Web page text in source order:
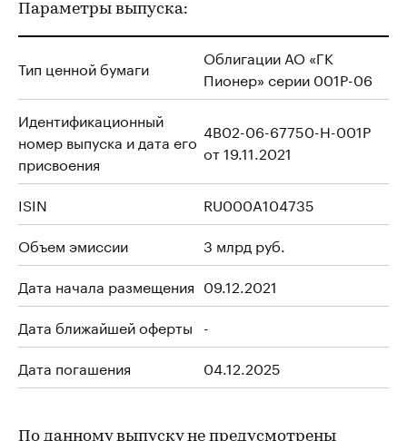
Параметры выпуска:
Тип ценной бумаги
Облигации АО «ГК
Пионер» серии 001Р-06
Идентификационный
номер выпуска и дата его
присвоения
4B02-06-67750-H-001P
от 19.11.2021
ISIN
RU000A104735
Объем эмиссии
3 млрд руб.
Дата начала размещения 09.12.2021
Дата ближайшей оферты -
Дата погашения
04.12.2025
По данному выпуску не предусмотрены